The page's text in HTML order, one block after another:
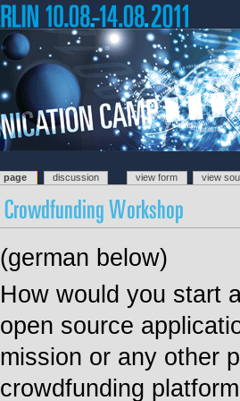
(german below)
How would you start
open source
mission or any other
crowdfunding platform
page discussion view form
view